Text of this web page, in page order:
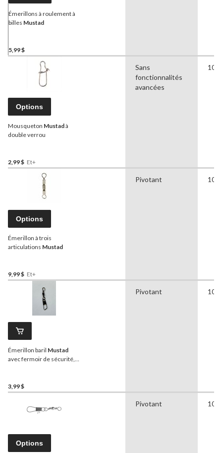
Émerillons à roulement à
billes Mustad
5,99 $
Options
Mousqueton Mustadà
double verrou
2,99 $ Et+
Sans
fonctionnalités
avancées
Options
Émerillon à trois
articulations Mustad
9,99 $ Et+
Pivotant
Émerillon baril Mustad
avec fermoir de sécurité,
3,99 $
Pivotant
Options
Pivotant